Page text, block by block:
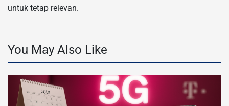
untuk tetap relevan.
You May Also Like